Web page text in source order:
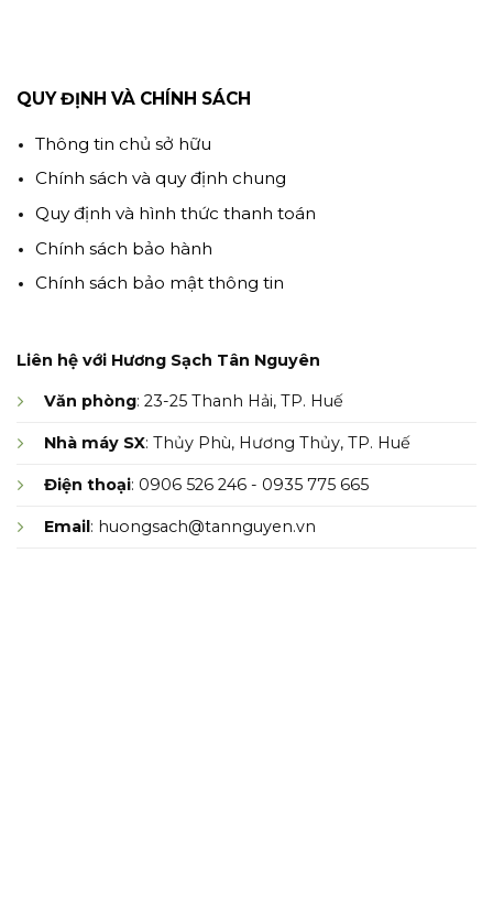
QUY ĐỊNH VÀ CHÍNH SÁCH
Thông tin chủ sở hữu
Chính sách và quy định chung
Quy định và hình thức thanh toán
Chính sách bảo hành
Chính sách bảo mật thông tin
Liên hệ với Hương Sạch Tân Nguyên
Văn phòng: 23-25 Thanh Hải, TP. Huế
Nhà máy SX: Thủy Phù, Hương Thủy, TP. Huế
Điện thoại: 0906 526 246 - 0935 775 665
Email: huongsach@tannguyen.vn